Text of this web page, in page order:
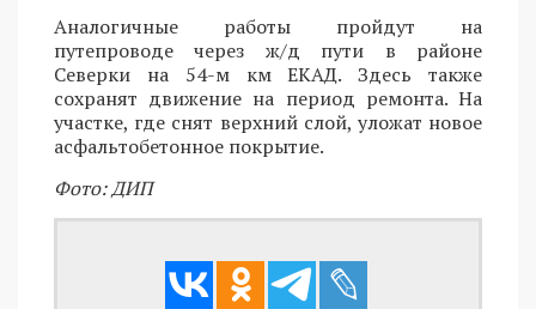
Аналогичные работы пройдут на
путепроводе через ж/д пути в районе
Северки на 54-м км ЕКАД. Здесь также
сохранят движение на период ремонта. На
участке, где снят верхний слой, уложат новое
асфальтобетонное покрытие.
Фото: ДИП